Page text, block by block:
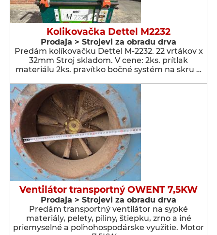
Kolikovačka Dettel M2232
Prodaja > Strojevi za obradu drva
Predám kolíkovačku Dettel M-2232. 22 vrtákov x
32mm Stroj skladom. V cene: 2ks. prítlak
materiálu 2ks. pravítko bočné systém na skru …
Ventilátor transportný OWENT 7,5KW
Prodaja > Strojevi za obradu drva
Predám transportný ventilátor na sypké
materiály, pelety, piliny, štiepku, zrno a iné
priemyselné a poľnohospodárske využitie. Motor